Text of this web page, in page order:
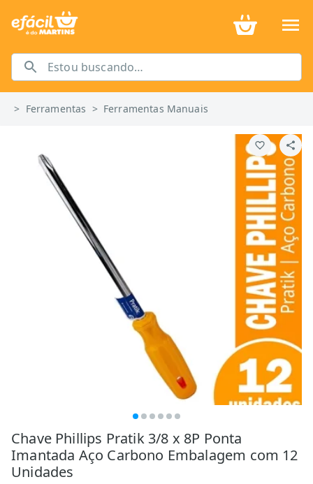
> Ferramentas > Ferramentas Manuais
Chave Phillips Pratik 3/8 x 8P Ponta
Imantada Aço Carbono Embalagem com 12
Unidades